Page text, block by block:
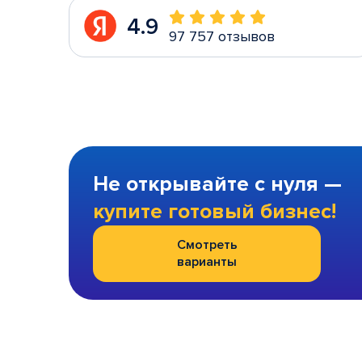
4.9 97 757 отзывов
Не открывайте с нуля —
купите готовый бизнес!
Смотреть
варианты